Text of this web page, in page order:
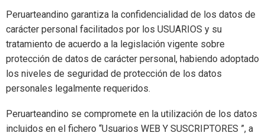
Peruarteandino garantiza la confidencialidad de los datos de
carácter personal facilitados por los USUARIOS y su
tratamiento de acuerdo a la legislación vigente sobre
protección de datos de carácter personal, habiendo adoptado
los niveles de seguridad de protección de los datos
personales legalmente requeridos.
Peruarteandino se compromete en la utilización de los datos
incluidos en el fichero “Usuarios WEB Y SUSCRIPTORES ”, a